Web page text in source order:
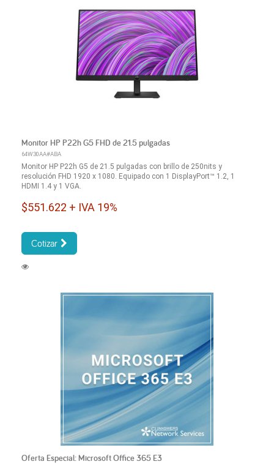
Monitor HP P22h G5 FHD de 21.5 pulgadas
64W30AA#ABA
Monitor HP P22h G5 de 21.5 pulgadas con brillo de 250nits y
resolución FHD 1920 x 1080. Equipado con 1 DisplayPort™ 1.2, 1
HDMI 1.4 y 1 VGA.
$551.622 + IVA 19%
Cotizar
Oferta Especial: Microsoft Office 365 E3